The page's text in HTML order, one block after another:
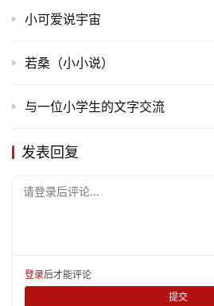
小可爱说宇宙
若桑（小小说）
与一位小学生的文字交流
发表回复
请登录后评论...
登录后才能评论
提交